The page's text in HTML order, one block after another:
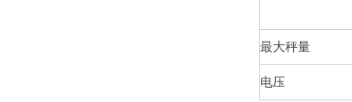
最大秤量
电压